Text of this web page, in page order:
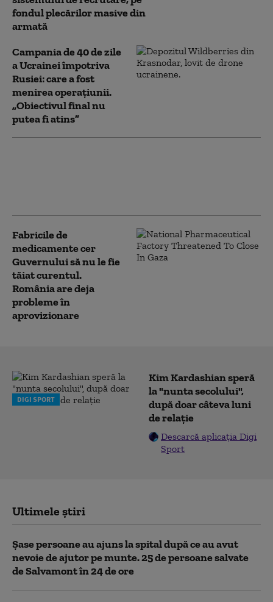
fondul plecărilor masive din
armată
Campania de 40 de zile
a Ucrainei împotriva
Rusiei: care a fost
menirea operațiunii.
„Obiectivul final nu
putea fi atins”
Fabricile de
medicamente cer
Guvernului să nu le fie
tăiat curentul.
România are deja
probleme în
aprovizionare
DIGI SPORT
Kim Kardashian speră
la "nunta secolului",
după doar câteva luni
de relație
Descarcă aplicația Digi
Sport
Ultimele știri
Șase persoane au ajuns la spital după ce au avut
nevoie de ajutor pe munte. 25 de persoane salvate
de Salvamont în 24 de ore